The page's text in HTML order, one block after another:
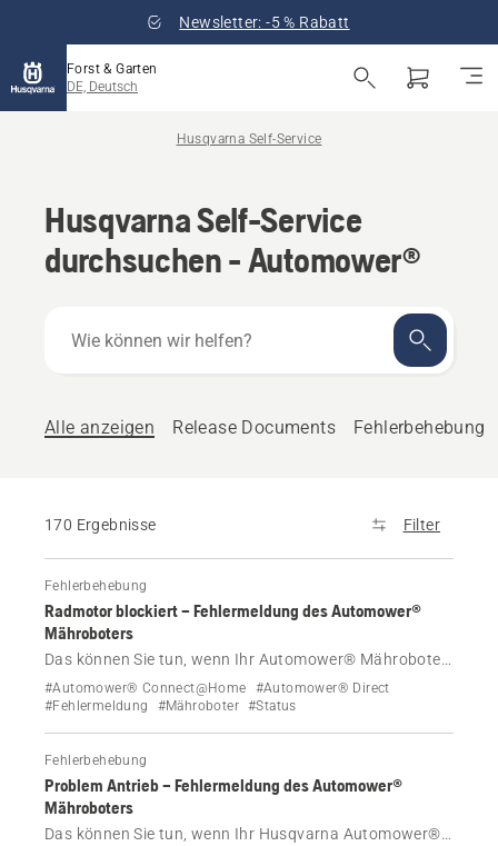
Newsletter: -5 % Rabatt
Forst & Garten
DE, Deutsch
Husqvarna Self-Service
Husqvarna Self-Service
durchsuchen - Automower®
können
Alle anzeigen
Release Documents Fehlerbehebung
170 Ergebnisse Filter
Fehlerbehebung
Radmotor blockiert – Fehlermeldung des Automower®
Mähroboters
Das können Sie tun, wenn Ihr Automower® Mähroboter
die Fehlermeldung „Radmotor blockiert“ anzeigt.
#Automower® Connect@Home
#Automower® Direct
#Fehlermeldung
#Mähroboter #Status
Fehlerbehebung
Problem Antrieb – Fehlermeldung des Automower®
Mähroboters
Das können Sie tun, wenn Ihr Husqvarna Automower®